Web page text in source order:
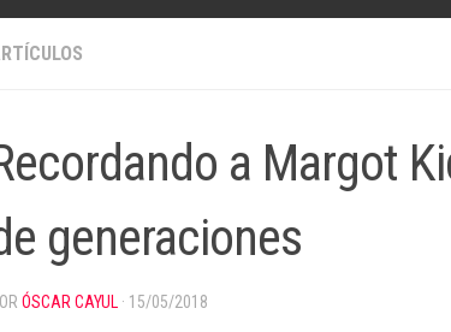
a Margot
generaciones
ÓSCAR CAYUL · 15/05/2018